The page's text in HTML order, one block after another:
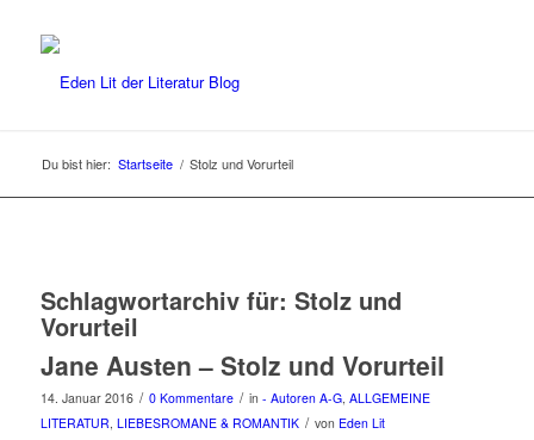
Du bist hier: Startseite / Stolz und Vorurteil
Schlagwortarchiv für: Stolz und
Vorurteil
Jane Austen – Stolz und Vorurteil
14. Januar 2016 / 0 Kommentare / in - Autoren A-G, ALLGEMEINE
LITERATUR, LIEBESROMANE & ROMANTIK / von Eden Lit